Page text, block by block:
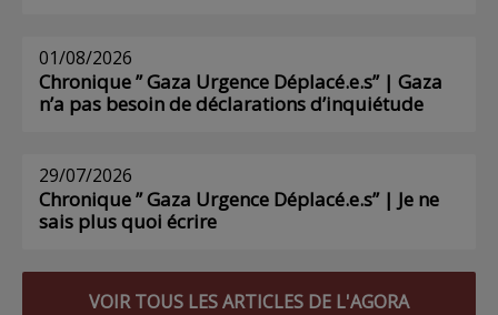
01/08/2026
Chronique ” Gaza Urgence Déplacé.e.s” | Gaza
n’a pas besoin de déclarations d’inquiétude
29/07/2026
Chronique ” Gaza Urgence Déplacé.e.s” | Je ne
sais plus quoi écrire
VOIR TOUS LES ARTICLES DE L'AGORA